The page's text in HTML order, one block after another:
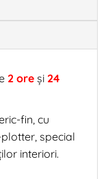
2 oreși 24
fin, cu
special
interiori.